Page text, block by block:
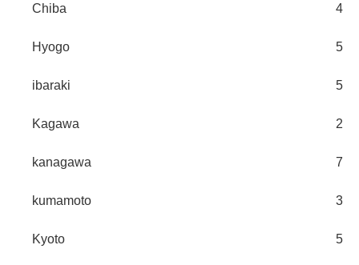
Chiba 4
Hyogo 5
ibaraki 5
Kagawa 2
kanagawa 7
kumamoto 3
Kyoto 5